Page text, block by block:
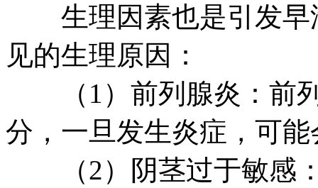
生理因素也是引发早
见的生理原因：
（1）前列腺炎：前列
分，一旦发生炎症，可
（2）阴茎过于敏感：